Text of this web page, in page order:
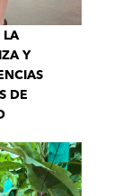
LA
Y
DE